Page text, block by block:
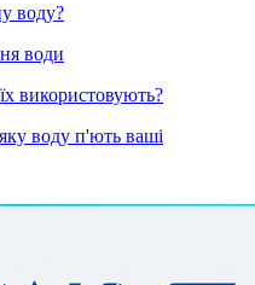
воду?
води
використовують?
воду п'ють ваші